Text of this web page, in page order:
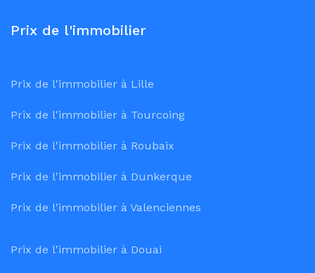
Prix de l'immobilier
Prix de l'immobilier à Lille
Prix de l'immobilier à Tourcoing
Prix de l'immobilier à Roubaix
Prix de l'immobilier à Dunkerque
Prix de l'immobilier à Valenciennes
Prix de l'immobilier à Douai